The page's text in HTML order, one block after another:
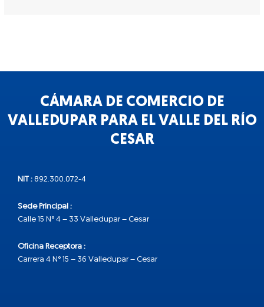
CÁMARA DE COMERCIO DE
VALLEDUPAR PARA EL VALLE DEL RÍO
CESAR
NIT : 892.300.072-4
Sede Principal :
Calle 15 N° 4 – 33 Valledupar – Cesar
Oficina Receptora :
Carrera 4 N° 15 – 36 Valledupar – Cesar